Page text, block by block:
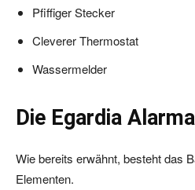
Pfiffiger Stecker
Cleverer Thermostat
Wassermelder
Die Egardia
Wie bereits erwähnt, besteht das
Elementen.